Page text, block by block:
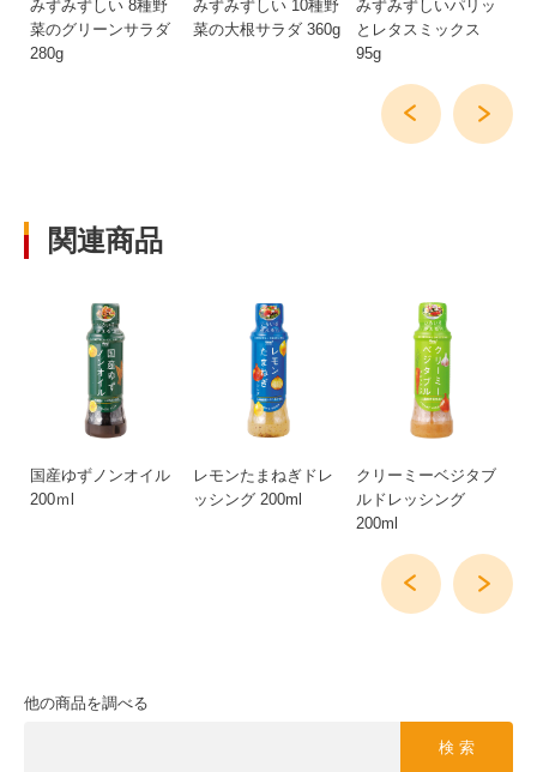
みずみずしい 8種野
菜のグリーンサラダ
280g
みずみずしい 10種野
菜の大根サラダ 360g
みずみずしいパリッ
とレタスミックス
95g
関連商品
国産ゆずノンオイル
200ｍl
レモンたまねぎドレ
ッシング 200ml
クリーミーベジタブ
ルドレッシング
200ml
他の商品を調べる
検 索